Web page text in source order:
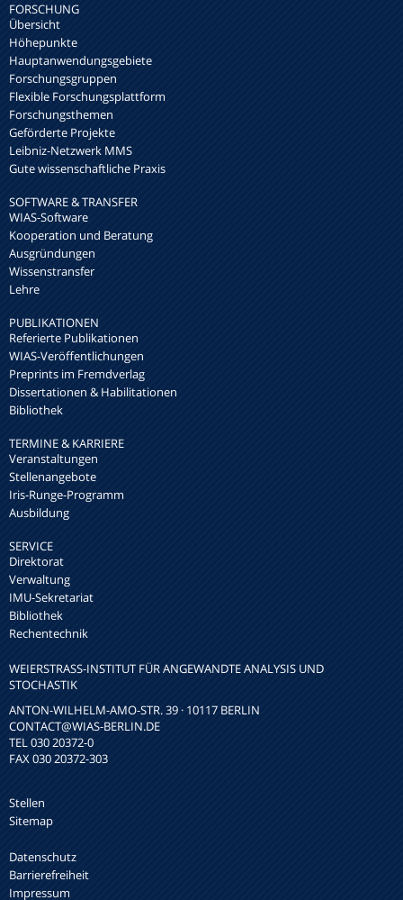
FORSCHUNG
Übersicht
Höhepunkte
Hauptanwendungsgebiete
Forschungsgruppen
Flexible Forschungsplattform
Forschungsthemen
Geförderte Projekte
Leibniz-Netzwerk MMS
Gute wissenschaftliche Praxis
SOFTWARE & TRANSFER
WIAS-Software
Kooperation und Beratung
Ausgründungen
Wissenstransfer
Lehre
PUBLIKATIONEN
Referierte Publikationen
WIAS-Veröffentlichungen
Preprints im Fremdverlag
Dissertationen & Habilitationen
Bibliothek
TERMINE & KARRIERE
Veranstaltungen
Stellenangebote
Iris-Runge-Programm
Ausbildung
SERVICE
Direktorat
Verwaltung
IMU-Sekretariat
Bibliothek
Rechentechnik
WEIERSTRASS-INSTITUT FÜR ANGEWANDTE ANALYSIS UND S
TOCHASTIK
ANTON-WILHELM-AMO-STR. 39 · 10117 BERLIN
CONTACT@WIAS-BERLIN.DE
TEL 030 20372-0
FAX 030 20372-303
Stellen
Sitemap
Datenschutz
Barrierefreiheit
Impressum